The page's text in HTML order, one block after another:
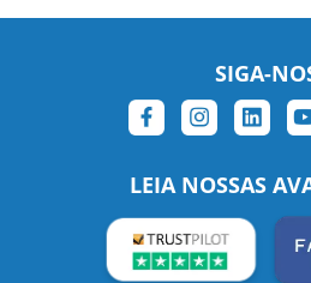
SIGA-
LEIA NOSSAS